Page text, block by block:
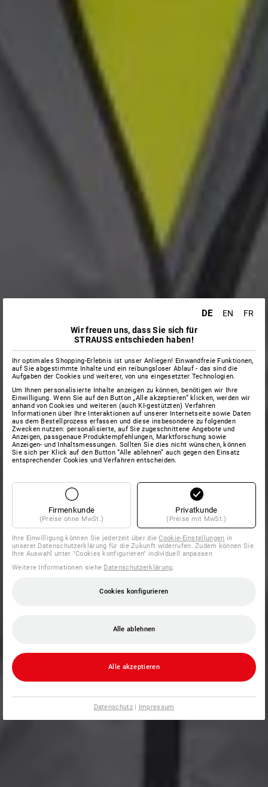
DE EN
FR
Wir freuen uns, dass Sie sich für
STRAUSS entschieden haben!
Ihr optimales Shopping-Erlebnis ist unser Anliegen! Einwandfreie Funktionen,
auf Sie abgestimmte Inhalte und ein reibungsloser Ablauf - das sind die
Aufgaben der Cookies und weiterer, von uns eingesetzter Technologien.
Um Ihnen personalisierte Inhalte anzeigen zu können, benötigen wir Ihre
Einwilligung. Wenn Sie auf den Button „Alle akzeptieren“ klicken, werden wir
anhand von Cookies und weiteren (auch KI-gestützten) Verfahren
Informationen über Ihre Interaktionen auf unserer Internetseite sowie Daten
aus dem Bestellprozess erfassen und diese insbesondere zu folgenden
Zwecken nutzen: personalisierte, auf Sie zugeschnittene Angebote und
Anzeigen, passgenaue Produktempfehlungen, Marktforschung sowie
Anzeigen- und Inhaltsmessungen. Sollten Sie dies nicht wünschen, können
Sie sich per Klick auf den Button “Alle ablehnen” auch gegen den Einsatz
entsprechender Cookies und Verfahren entscheiden.
Firmenkunde
(Preise ohne MwSt.)
Privatkunde
(Preise mit MwSt.)
Ihre Einwilligung können Sie jederzeit über dieCookie-Einstellungen in
unserer Datenschutzerklärung für die Zukunft widerrufen. Zudem können Sie
Ihre Auswahl unter "Cookies konfigurieren" individuell anpassen
Weitere Informationen siehe Datenschutzerklärung.
Cookies konfigurieren
Alle ablehnen
Alle akzeptieren
Datenschutz| Impressum